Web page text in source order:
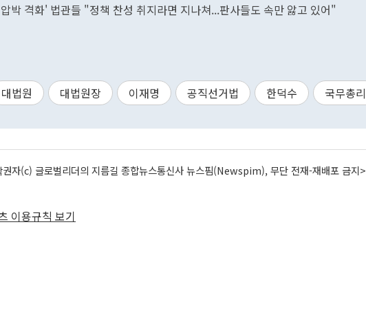
박 격화' 법관들 "정책 찬성 취지라면 지나쳐...판사들도 속만 앓고 있어"
대법원 대법원장 이재명 공직선거법 한덕수 국무총리
권자(c) 글로벌리더의 지름길 종합뉴스통신사 뉴스핌(Newspim), 무단 전재-재배포 금지>
이용규칙 보기